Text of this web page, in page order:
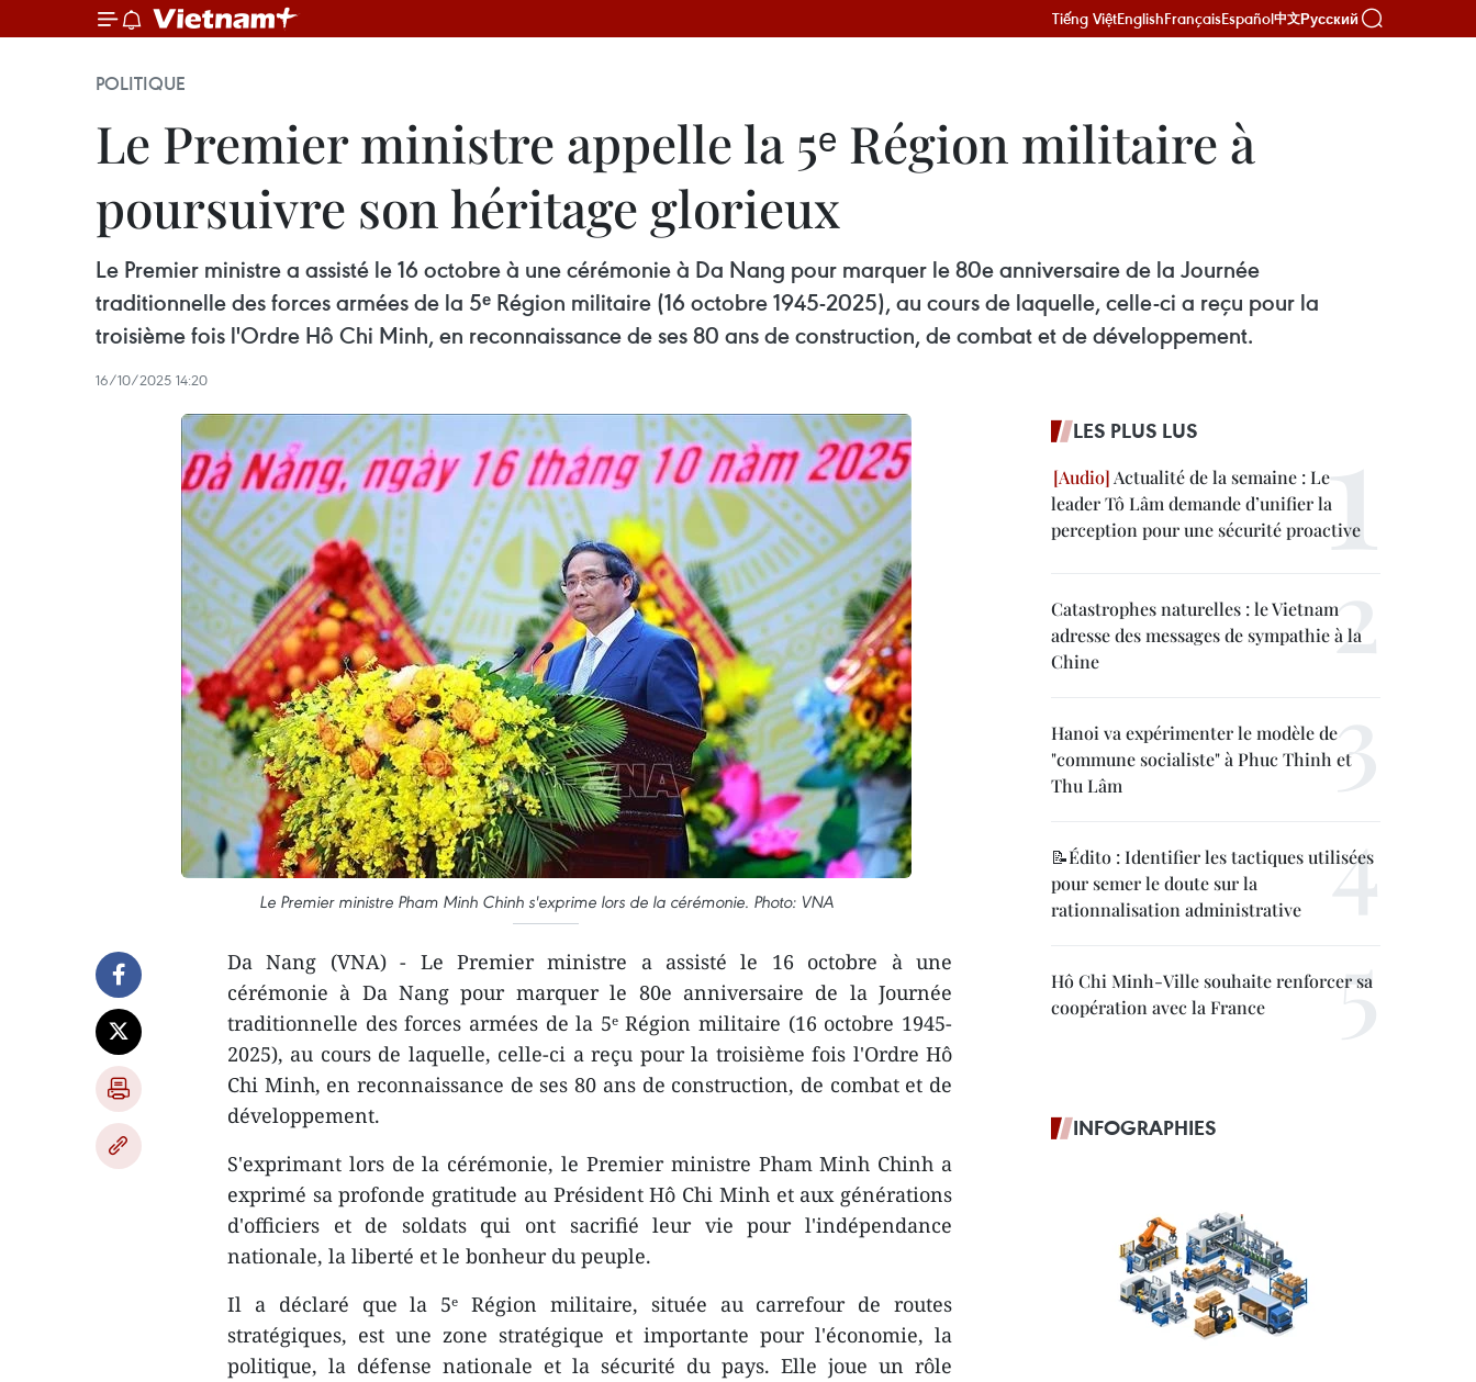
Tiếng ViệtEnglishFrançaisEspañol中文Русский
POLITIQUE
Le Premier ministre appelle la 5ᵉ Région militaire à
poursuivre son héritage glorieux
Le Premier ministre a assisté le 16 octobre à une cérémonie à Da Nang pour marquer le 80e anniversaire de la Journée
traditionnelle des forces armées de la 5ᵉ Région militaire (16 octobre 1945-2025), au cours de laquelle, celle-ci a reçu pour la
troisième fois l'Ordre Hô Chi Minh, en reconnaissance de ses 80 ans de construction, de combat et de développement.
16/10/2025 14:20
Le Premier ministre Pham Minh Chinh s'exprime lors de la cérémonie. Photo: VNA
Da Nang (VNA) - Le Premier ministre a assisté le 16 octobre à une
cérémonie à Da Nang pour marquer le 80e anniversaire de la Journée
traditionnelle des forces armées de la 5ᵉ Région militaire (16 octobre 1945-
2025), au cours de laquelle, celle-ci a reçu pour la troisième fois l'Ordre Hô
Chi Minh, en reconnaissance de ses 80 ans de construction, de combat et de
développement.
S'exprimant lors de la cérémonie, le Premier ministre Pham Minh Chinh a
exprimé sa profonde gratitude au Président Hô Chi Minh et aux générations
d'officiers et de soldats qui ont sacrifié leur vie pour l'indépendance
nationale, la liberté et le bonheur du peuple.
Il a déclaré que la 5ᵉ Région militaire, située au carrefour de routes
stratégiques, est une zone stratégique et importante pour l'économie, la
politique, la défense nationale et la sécurité du pays. Elle joue un rôle
LES PLUS LUS
Actualité de la semaine : Le
leader Tô Lâm demande d’unifier la
perception pour une sécurité proactive
Catastrophes naturelles : le Vietnam
adresse des messages de sympathie à la
Chine
Hanoi va expérimenter le modèle de
"commune socialiste" à Phuc Thinh et
Thu Lâm
📝Édito : Identifier les tactiques utilisées
pour semer le doute sur la
rationnalisation administrative
Hô Chi Minh-Ville souhaite renforcer sa
coopération avec la France
INFOGRAPHIES